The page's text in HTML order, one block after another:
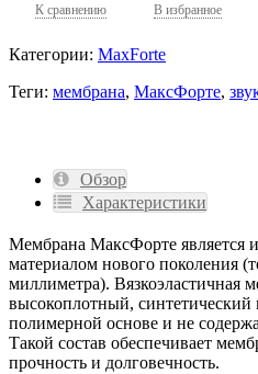
К сравнению В избранное
Категории: MaxForte
Теги: мембрана, МаксФорте,
Обзор
Характеристики
Мембрана МаксФорте является
материалом нового поколения
миллиметра). Вязкоэластичная
высокоплотный, синтетический
полимерной основе и не
Такой состав обеспечивает
прочность и долговечность.